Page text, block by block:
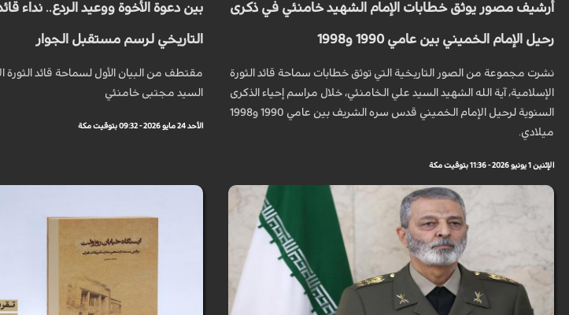
أرشيف مصور يوثق خطابات الإمام الشهيد خامنئي في ذكرى
رحيل الإمام الخميني بين عامي 1990 و1998
نشرت مجموعة من الصور التاريخية التي توثق خطابات سماحة قائد الثورة
الإسلامية، آية الله الشهيد السيد علي الخامنئي، خلال مراسم إحياء الذكرى
السنوية لرحيل الإمام الخميني قدس سره الشريف بين عامي 1990 و1998
ميلادي.
الإثنين 1 يونيو 2026 - 11:36 بتوقيت مكة
بين دعوة الأخوة ووعيد الردع.. نداء
التاريخي لرسم مستقبل الجوار
مقتطف من البيان الأول لسماحة قائد الثورة
السيد مجتبى خامنئي
الأحد 24 مايو 2026 - 09:32 بتوقيت مكة